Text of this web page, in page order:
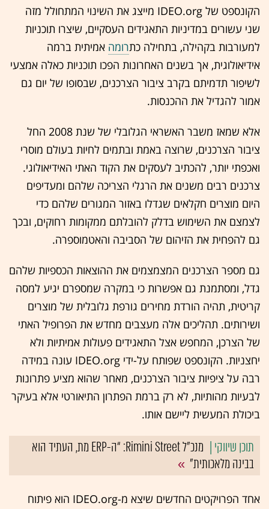
הקונספט של IDEO.org מייצג את השינוי המתחולל מזה
שני עשורים במדיניות התאגידים העסקיים, שיצרו תוכניות
למעורבות בקהילה, בתחילה כתרומה אמיתית ברמה
אידיאולוגית, אך בשנים האחרונות הפכו תוכניות כאלה אמצעי
לשיפור תדמיתם בקרב ציבור הצרכנים, שבסופו של יום גם
אמור להגדיל את ההכנסות.
אלא שמאז משבר האשראי הגלובלי של שנת 2008 החל
ציבור הצרכנים, שרוצה באמת ובתמים לחיות בעולם מוסרי
ואכפתי יותר, להכתיב לעסקים את הקוד האתי האידיאולוגי.
צרכנים רבים משנים את הרגלי הצריכה שלהם ומעדיפים
היום מוצרים חקלאים שגדלו באזור המגורים שלהם כדי
לצמצם את השימוש בדלק להובלתם ממקומות רחוקים, ובכך
גם להפחית את הזיהום של הסביבה והאטמוספרה.
גם מספר הצרכנים המצמצמים את ההוצאות הכספיות שלהם
גדל, ומסתמנת גם אפשרות כי במקרה שמספרם יגיע למסה
קריטית, תהיה הורדת מחירים גורפת גלובלית של מוצרים
ושירותים. תהליכים אלה מעצבים מחדש את הפרופיל האתי
של הצרכן, המחפש אצל התאגידים פעולות אמיתיות ולא
יחצניות. הקונספט שפותח על-ידי IDEO.org עונה במידה
רבה על ציפיות ציבור הצרכנים, מאחר שהוא מציע פתרונות
לבעיות מהותיות, לא רק ברמת הפתרון התיאורטי אלא בעיקר
ביכולת המעשית ליישם אותו.
מנכ"ל Rimini Street: “ה-ERP מת, העתיד הוא
בבינה מלאכותית”
אחד הפרויקטים החדשים שיצא מ-IDEO.org הוא פיתוח